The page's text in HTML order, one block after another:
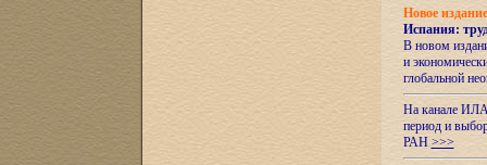
Новое
Испания:
В новом
и
глобальной
На канале
период и
РАН >>>